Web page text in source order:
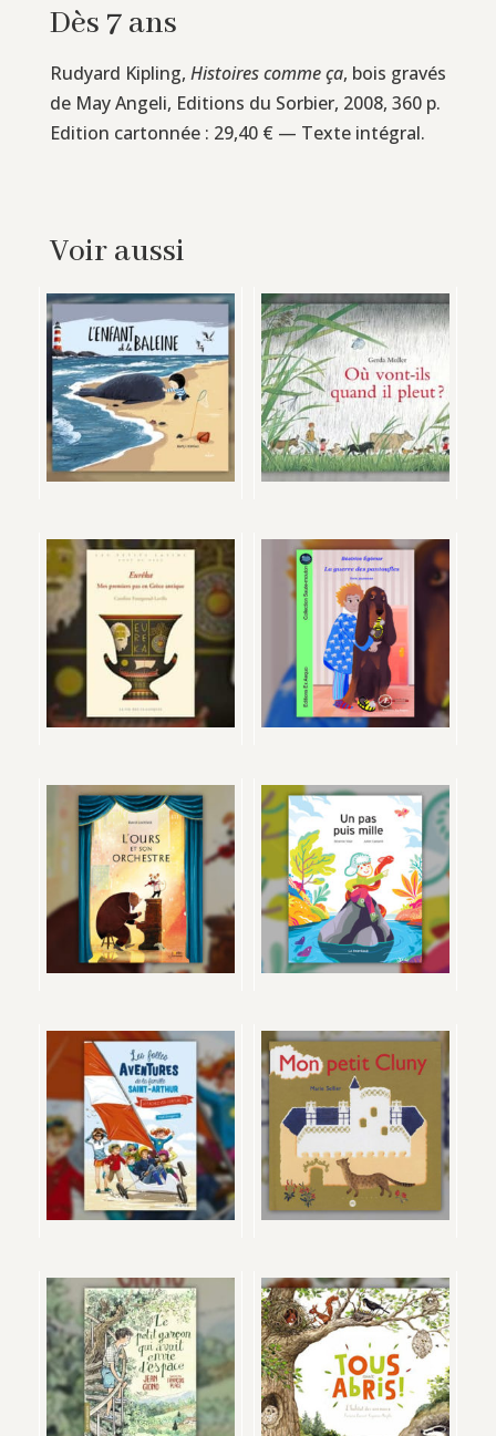
Dès 7 ans
Rudyard Kipling, Histoires comme ça, bois gravés
de May Angeli, Editions du Sorbier, 2008, 360 p.
Edition cartonnée : 29,40 € — Texte intégral.
Voir aussi